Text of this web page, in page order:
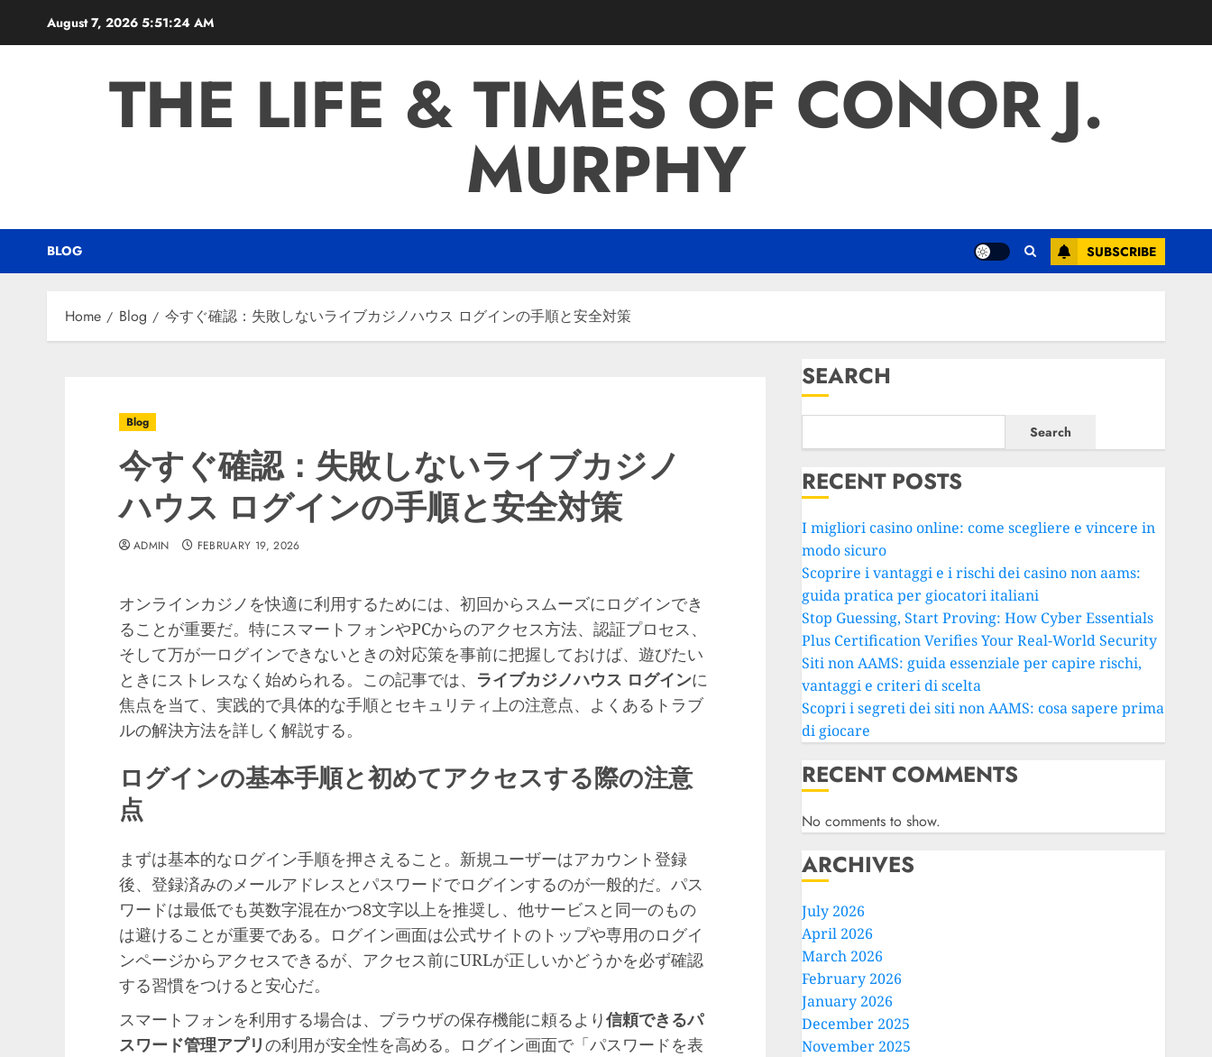
August 7, 2026 5:51:25 AM
THE LIFE & TIMES OF CONOR J.
MURPHY
BLOG SUBSCRIBE
Home Blog 今すぐ確認：失敗しないライブカジノハウス ログインの手順と安全対策
Blog
今すぐ確認：失敗しないライブカジノ
ハウス ログインの手順と安全対策
ADMIN FEBRUARY 19, 2026
オンラインカジノを快適に利用するためには、初回からスムーズにログインでき
ることが重要だ。特にスマートフォンやPCからのアクセス方法、認証プロセス、
そして万が一ログインできないときの対応策を事前に把握しておけば、遊びたい
ときにストレスなく始められる。この記事では、 ライブカジノハウス ログインに
焦点を当て、実践的で具体的な手順とセキュリティ上の注意点、よくあるトラブ
ルの解決方法を詳しく解説する。
ログインの基本手順と初めてアクセスする際の注意
点
まずは基本的なログイン手順を押さえること。新規ユーザーはアカウント登録
後、登録済みのメールアドレスとパスワードでログインするのが一般的だ。パス
ワードは最低でも英数字混在かつ8文字以上を推奨し、他サービスと同一のもの
は避けることが重要である。ログイン画面は公式サイトのトップや専用のログイ
ンページからアクセスできるが、アクセス前にURLが正しいかどうかを必ず確認
する習慣をつけると安心だ。
スマートフォンを利用する場合は、ブラウザの保存機能に頼るより信頼できるパ
スワード管理アプリの利用が安全性を高める。ログイン画面で「パスワードを表
SEARCH
Search
RECENT POSTS
I migliori casino online: come scegliere e vincere in
modo sicuro
Scoprire i vantaggi e i rischi dei casino non aams:
guida pratica per giocatori italiani
Stop Guessing, Start Proving: How Cyber Essentials
Plus Certification Verifies Your Real-World Security
Siti non AAMS: guida essenziale per capire rischi,
vantaggi e criteri di scelta
Scopri i segreti dei siti non AAMS: cosa sapere prima
di giocare
RECENT COMMENTS
No comments to show.
ARCHIVES
July 2026
April 2026
March 2026
February 2026
January 2026
December 2025
November 2025